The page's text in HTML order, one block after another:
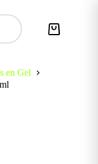
Carro
en Gel